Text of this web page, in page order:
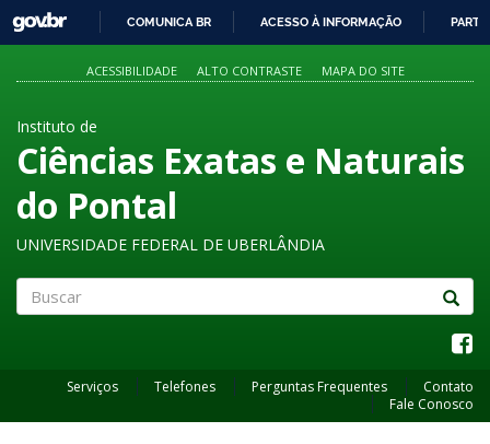
PARA
O
GOVBR
COMUNICA BR ACESSO À INFORMAÇÃO
ACESSIBILIDADE ALTO CONTRASTE MAPA DO SITE
Instituto de
Ciências Exatas e Naturais
do Pontal
UNIVERSIDADE FEDERAL DE UBERLÂNDIA
Serviços Telefones Perguntas Frequentes
Contato
Fale Conosco